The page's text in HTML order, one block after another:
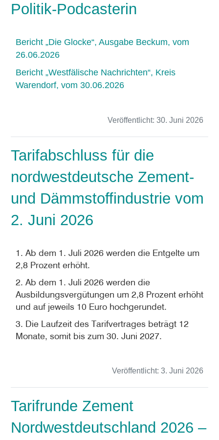
Politik-Podcasterin
Bericht „Die Glocke“, Ausgabe Beckum, vom
26.06.2026
Bericht „Westfälische Nachrichten“, Kreis
Warendorf, vom 30.06.2026
Veröffentlicht: 30. Juni 2026
Tarifabschluss für die
nordwestdeutsche Zement-
und Dämmstoffindustrie vom
2. Juni 2026
1. Ab dem 1. Juli 2026 werden die Entgelte um
2,8 Prozent erhöht.
2. Ab dem 1. Juli 2026 werden die
Ausbildungsvergütungen um 2,8 Prozent erhöht
und auf jeweils 10 Euro hochgerundet.
3. Die Laufzeit des Tarifvertrages beträgt 12
Monate, somit bis zum 30. Juni 2027.
Veröffentlicht: 3. Juni 2026
Tarifrunde Zement
Nordwestdeutschland 2026 –